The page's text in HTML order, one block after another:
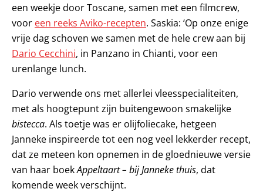
een weekje door Toscane, samen met een filmcrew,
voor een reeks Aviko-recepten. Saskia: ‘Op onze enige
vrije dag schoven we samen met de hele crew aan bij
Dario Cecchini, in Panzano in Chianti, voor een
urenlange lunch.
Dario verwende ons met allerlei vleesspecialiteiten,
met als hoogtepunt zijn buitengewoon smakelijke
bistecca. Als toetje was er olijfoliecake, hetgeen
Janneke inspireerde tot een nog veel lekkerder recept,
dat ze meteen kon opnemen in de gloednieuwe versie
van haar boekAppeltaart – bij Janneke thuis, dat
komende week verschijnt.